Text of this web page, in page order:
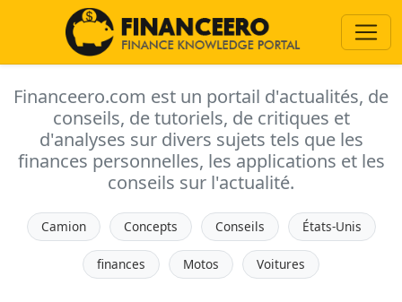
Financeero.com est un portail d'actualités, de
conseils, de tutoriels, de critiques et
d'analyses sur divers sujets tels que les
finances personnelles, les applications et les
conseils sur l'actualité.
Camion Concepts Conseils États-Unis
finances Motos Voitures